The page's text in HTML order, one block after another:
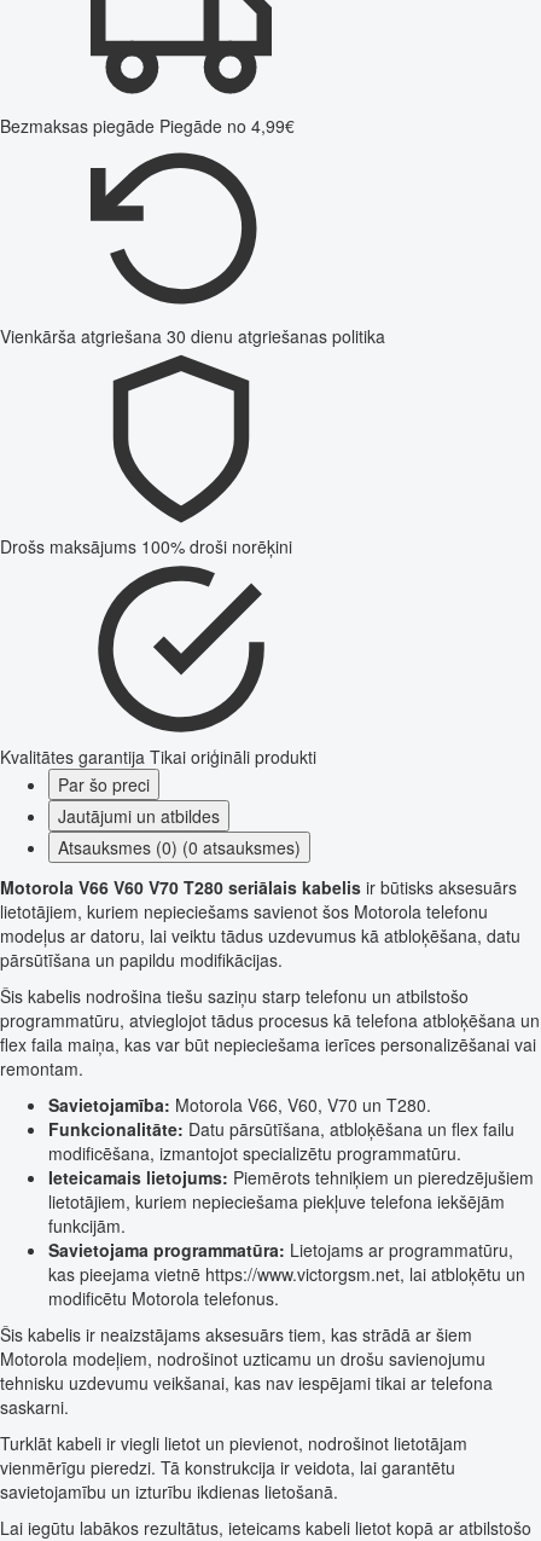
Bezmaksas piegāde Piegāde no 4,99€
Vienkārša atgriešana 30 dienu atgriešanas politika
Drošs maksājums 100% droši norēķini
Kvalitātes garantija Tikai oriģināli produkti
Par šo preci
Jautājumi un atbildes
Atsauksmes (0) (0 atsauksmes)
Motorola V66 V60 V70 T280 seriālais kabelis ir būtisks aksesuārs
lietotājiem, kuriem nepieciešams savienot šos Motorola telefonu
modeļus ar datoru, lai veiktu tādus uzdevumus kā atbloķēšana, datu
pārsūtīšana un papildu modifikācijas.
Šis kabelis nodrošina tiešu saziņu starp telefonu un atbilstošo
programmatūru, atvieglojot tādus procesus kā telefona atbloķēšana un
flex faila maiņa, kas var būt nepieciešama ierīces personalizēšanai vai
remontam.
Savietojamība: Motorola V66, V60, V70 un T280.
Funkcionalitāte: Datu pārsūtīšana, atbloķēšana un flex failu
modificēšana, izmantojot specializētu programmatūru.
Ieteicamais lietojums: Piemērots tehniķiem un pieredzējušiem
lietotājiem, kuriem nepieciešama piekļuve telefona iekšējām
funkcijām.
Savietojama programmatūra: Lietojams ar programmatūru,
kas pieejama vietnē https://www.victorgsm.net, lai atbloķētu un
modificētu Motorola telefonus.
Šis kabelis ir neaizstājams aksesuārs tiem, kas strādā ar šiem
Motorola modeļiem, nodrošinot uzticamu un drošu savienojumu
tehnisku uzdevumu veikšanai, kas nav iespējami tikai ar telefona
saskarni.
Turklāt kabeli ir viegli lietot un pievienot, nodrošinot lietotājam
vienmērīgu pieredzi. Tā konstrukcija ir veidota, lai garantētu
savietojamību un izturību ikdienas lietošanā.
Lai iegūtu labākos rezultātus, ieteicams kabeli lietot kopā ar atbilstošo